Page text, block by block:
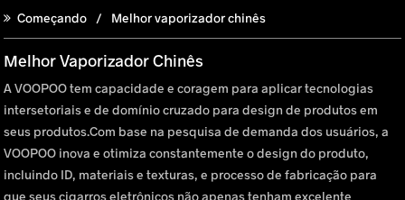
Começando Melhor vaporizador chinês
Melhor Vaporizador Chinês
A VOOPOO tem capacidade e coragem para aplicar tecnologias
intersetoriais e de domínio cruzado para design de produtos em
seus produtos.Com base na pesquisa de demanda dos usuários, a
VOOPOO inova e otimiza constantemente o design do produto,
incluindo ID, materiais e texturas, e processo de fabricação para
que seus cigarros eletrônicos não apenas tenham excelente